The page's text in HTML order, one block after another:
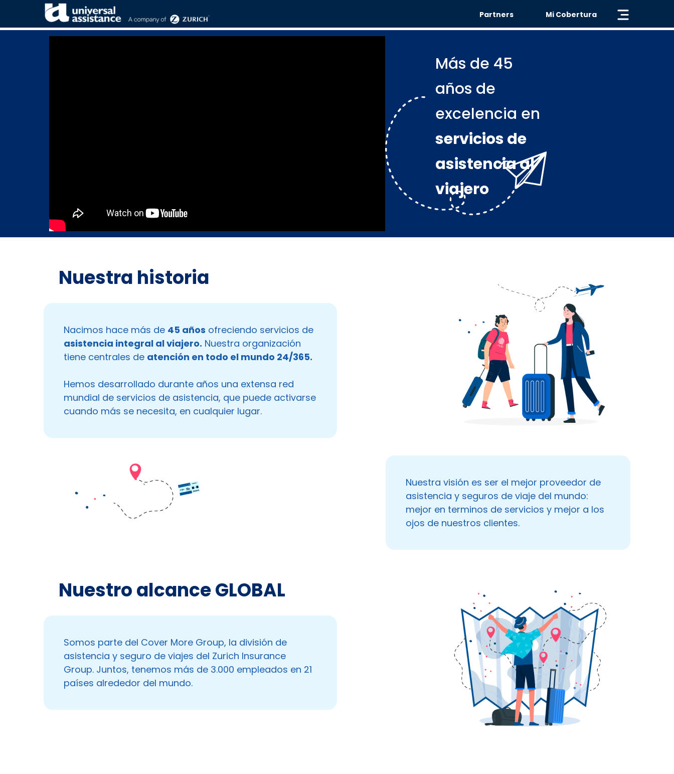
Partners Mi Cobertura
LA EMPRESA . NUESTRA EMPRESA « VOLVER
Más de 45
años de
excelencia en
servicios de
asistencia al
viajero
Nuestra historia
Nacimos hace más de 45 años ofreciendo servicios de
asistencia integral al viajero. Nuestra organización
tiene centrales de atención en todo el mundo 24/365.
Hemos desarrollado durante años una extensa red
mundial de servicios de asistencia, que puede activarse
cuando más se necesita, en cualquier lugar.
Nuestra visión es ser el mejor proveedor de
asistencia y seguros de viaje del mundo:
mejor en terminos de servicios y mejor a los
ojos de nuestros clientes.
Nuestro alcance GLOBAL
Somos parte del Cover More Group, la división de
asistencia y seguro de viajes del Zurich Insurance
Group. Juntos, tenemos más de 3.000 empleados en 21
países alrededor del mundo.